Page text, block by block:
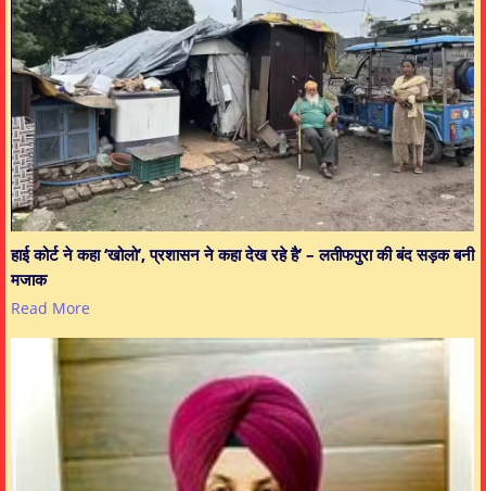
हाई कोर्ट ने कहा ‘खोलो’, प्रशासन ने कहा देख रहे है’ – लतीफपुरा की बंद सड़क बनी
मजाक
Read More